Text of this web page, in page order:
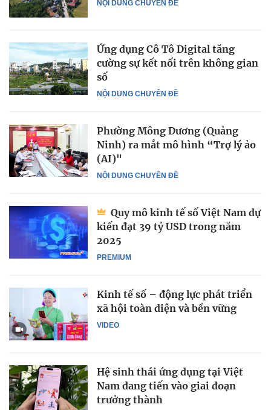
NỘI DUNG CHUYÊN ĐỀ
NỘI DUNG CHUYÊN ĐỀ
Ứng dụng Cô Tô Digital tăng
cường sự kết nối trên không gian
số
NỘI DUNG CHUYÊN ĐỀ
Phường Mông Dương (Quảng
Ninh) ra mắt mô hình “Trợ lý ảo
(AI)"
PREMIUM
Quy mô kinh tế số Việt Nam dự
kiến đạt 39 tỷ USD trong năm
2025
VIDEO
Kinh tế số – động lực phát triển
xã hội toàn diện và bền vững
Hệ sinh thái ứng dụng tại Việt
Nam đang tiến vào giai đoạn
trưởng thành